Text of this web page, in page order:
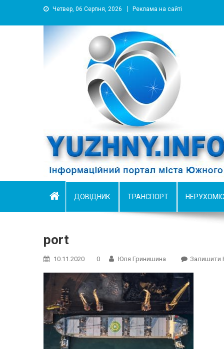
Четвер, 06 Серпня, 2026 Реклама на сайті
YUZHNY.INFO
информационный портал города Южный
ДОВІДНИК ТРАНСПОРТ
port
10.11.2020 0 Юля Гринишина Залишити